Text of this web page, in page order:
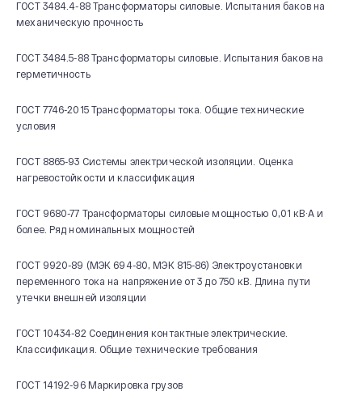
ГОСТ 3484.4-88 Трансформаторы силовые. Испытания баков на
механическую прочность
ГОСТ 3484.5-88 Трансформаторы силовые. Испытания баков на
герметичность
ГОСТ 7746-2015 Трансформаторы тока. Общие технические
условия
ГОСТ 8865-93 Системы электрической изоляции. Оценка
нагревостойкости и классификация
ГОСТ 9680-77 Трансформаторы силовые мощностью 0,01 кВ·А и
более. Ряд номинальных мощностей
ГОСТ 9920-89 (МЭК 694-80, МЭК 815-86) Электроустановки
переменного тока на напряжение от 3 до 750 кВ. Длина пути
утечки внешней изоляции
ГОСТ 10434-82 Соединения контактные электрические.
Классификация. Общие технические требования
ГОСТ 14192-96 Маркировка грузов